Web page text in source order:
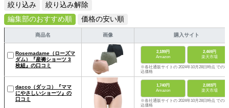
絞り込み
絞り込み解除
編集部のおすすめ順
価格の安い順
商品名 画像 購入サイト
Rosemadame（ローズマ
ダム）『産褥ショーツ 3
枚組』の口コミ
2,189円
Amazon
2,469円
楽天市場
※各社通販サイトの 2024年10月28日時点 での税
込価格
dacco（ダッコ）『ママ
にやさしいショーツ』の
口コミ
1,740円
Amazon
2,083円
楽天市場
※各社通販サイトの 2024年10月28日時点 での税
込価格